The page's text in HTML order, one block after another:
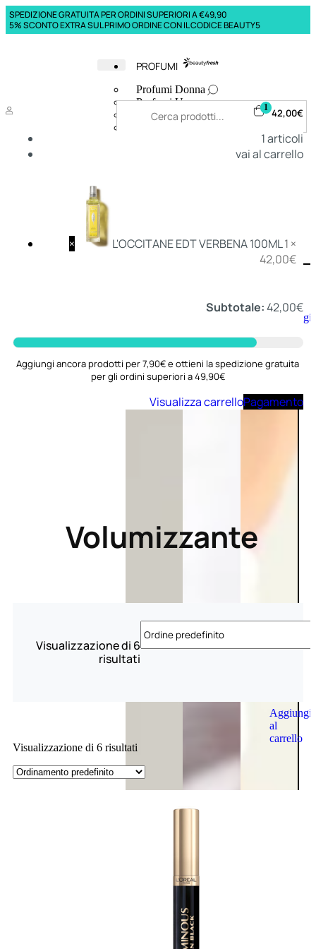
SPEDIZIONE GRATUITA PER ORDINI SUPERIORI A €49,90
5% SCONTO EXTRA SUL PRIMO ORDINE CON IL CODICE BEAUTY5
PROFUMI
Profumi Donna
Profumi Uomo
Deodoranti Donna
Deo
Aggiungi
Aggiungi
al
carrello
1 42,00€
1articoli
vai al carrello
× L'OCCITANE EDT VERBENA 100ML1 ×
42,00€
Subtotale:42,00€
Aggiungi ancora prodotti per 7,90€ e ottieni la spedizione gratuita
per gli ordini superiori a 49,90€
Visualizza carrelloPagamento
Volumizzante
Visualizzazione di 6
risultati
Visualizzazione di 6 risultati